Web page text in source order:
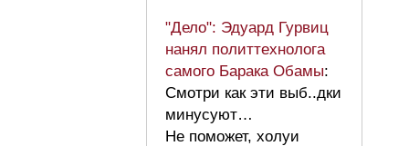
"Дело": Эдуард Гурвиц
нанял политтехнолога
самого Барака Обамы:
Смотри как эти выб..дки
минусуют…
Не поможет, холуи